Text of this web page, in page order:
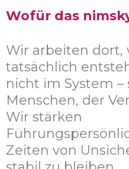
Wofür das
Wir arbeiten dort,
tatsächlich
nicht im System
Menschen, der
Wir stärken
Zeiten von